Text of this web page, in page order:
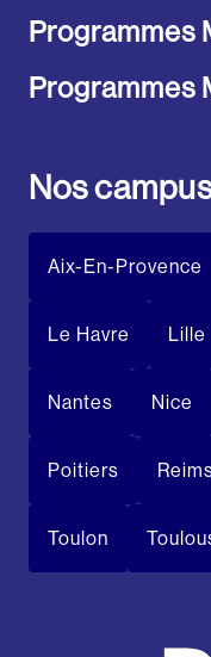
Programmes
Programmes
Nos
Aix-En-Provence
Le Havre Lille
Nantes Nice
Poitiers
Toulon